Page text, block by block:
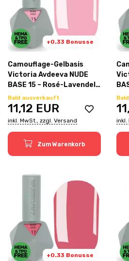
+0.33 Bonusse
Camouflage-Gelbasis
Victoria Avdeeva NUDE
BASE 15 – Rosé-Lavendel-
Ton 12ml
Bald ausverkauft
11,12 EUR
inkl. MwSt., zzgl. Versand
Zum Warenkorb
inkl.
+0.33 Bonusse